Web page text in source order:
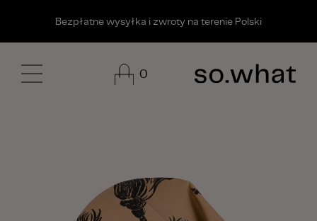
0
Bezpłatne wysyłka i zwroty na terenie Polski